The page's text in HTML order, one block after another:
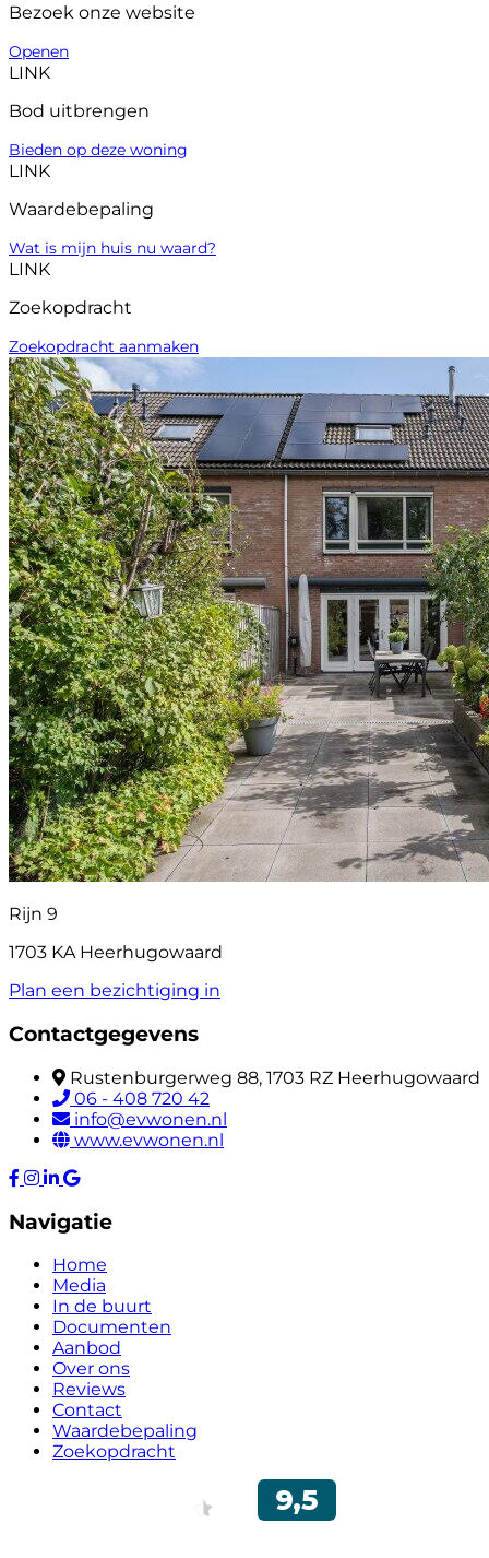
Bezoek onze website
Openen
LINK
Bod uitbrengen
Bieden op deze woning
LINK
Waardebepaling
Wat is mijn huis nu waard?
LINK
Zoekopdracht
Zoekopdracht aanmaken
Rijn 9
1703 KA Heerhugowaard
Plan een bezichtiging in
Contactgegevens
Rustenburgerweg 88, 1703 RZ Heerhugowaard
06 - 408 720 42
info@evwonen.nl
www.evwonen.nl
Navigatie
Home
Media
In de buurt
Documenten
Aanbod
Over ons
Reviews
Contact
Waardebepaling
Zoekopdracht